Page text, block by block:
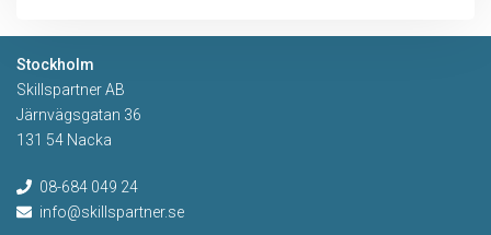
Stockholm
Skillspartner AB
Järnvägsgatan 36
131 54 Nacka
08-684 049 24
info@skillspartner.se